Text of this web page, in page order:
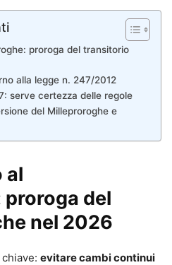
proroga del transitorio
alla legge n. 247/2012
serve certezza delle regole
del Milleproroghe e
al
del
nel 2026
evitare cambi continui